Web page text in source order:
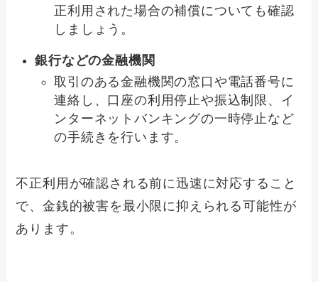
正利用された場合の補償についても確認
しましょう。
銀行などの金融機関
取引のある金融機関の窓口や電話番号に
連絡し、口座の利用停止や振込制限、イ
ンターネットバンキングの一時停止など
の手続きを行います。
不正利用が確認される前に迅速に対応すること
で、金銭的被害を最小限に抑えられる可能性が
あります。